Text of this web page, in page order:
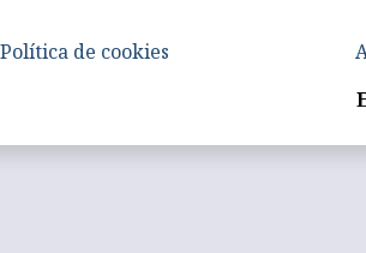
Política de cookies